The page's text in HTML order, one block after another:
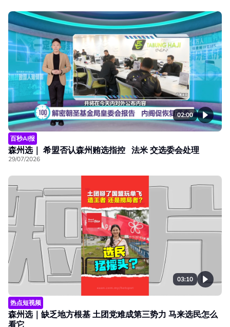
02:00
百秒AI报
森州选｜ 希盟否认森州贿选指控 法米 交选委会处理
29/07/2026
03:10
热点短视频
森州选｜缺乏地方根基 土团党难成第三势力 马来选民怎么
看它